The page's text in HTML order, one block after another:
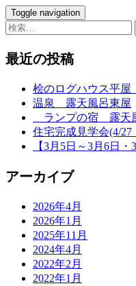
Toggle navigation
検
最近の投稿
桧のログハウス平
温泉 露天風呂東屋
ランプの宿 露天
住宅完成見学会(4/27
【3月5日～3月6日
アーカイブ
2026年4月
2026年1月
2025年11月
2024年4月
2022年2月
2022年1月